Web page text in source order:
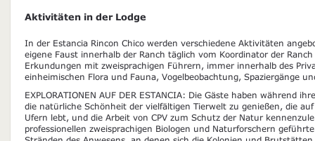
Aktivitäten in der Lodge
In der Estancia Rincon Chico werden verschiedene Aktivitäten
eigene Faust innerhalb der Ranch täglich vom Koordinator der
Erkundungen mit zweisprachigen Führern, immer innerhalb des
einheimischen Flora und Fauna, Vogelbeobachtung, Spaziergänge
EXPLORATIONEN AUF DER ESTANCIA: Die Gäste haben während
die natürliche Schönheit der vielfältigen Tierwelt zu genießen, die
Ufern lebt, und die Arbeit von CPV zum Schutz der Natur
professionellen zweisprachigen Biologen und Naturforschern